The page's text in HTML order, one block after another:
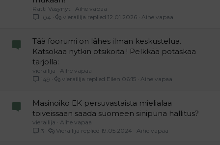
Rätti Väsynyt
Aihe vapaa
104
Aihe vapaa
12.01.2026
vierailija
Tää foorumi on lähes ilman keskustelua.
Katsokaa nytkin otsikoita ! Pelkkää potaskaa
tarjolla:
vierailija
Aihe vapaa
149
Aihe vapaa
Eilen 06:15
vierailija
Masinoiko EK persuvastaista mielialaa
toiveissaan saada suomeen sinipuna hallitus?
vierailija
Aihe vapaa
3
Aihe vapaa
19.05.2024
Vierailija